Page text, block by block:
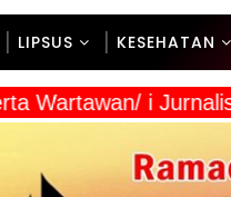
LIPSUS KESEHATAN
Wartawan/ i